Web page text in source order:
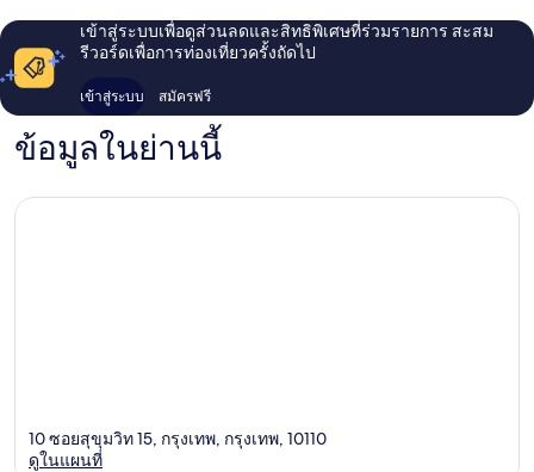
เข้าสู่ระบบเพื่อดูส่วนลดและสิทธิพิเศษที่ร่วมรายการ สะสม
รีวอร์ดเพื่อการท่องเที่ยวครั้งถัดไป
เข้าสู่ระบบ สมัครฟรี
ข้อมูลในย่านนี้
10 ซอยสุขุมวิท 15, กรุงเทพ, กรุงเทพ, 10110
ดูในแผนที่